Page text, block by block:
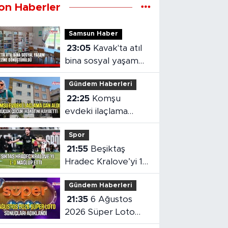
Haberler
Samsun Haber
23:05
bina sosyal yaşam
merkezine
dönüştürüldü
Gündem Haberleri
22:25
evdeki ilaçlama
küçük çocuğun
ölümüne neden oldu
Spor
21:55
Hradec Kralove’yi 1-
0 mağlup etti
Gündem Haberleri
21:35 6 Ağustos
2026 Süper Loto
sonuçları açıklandı